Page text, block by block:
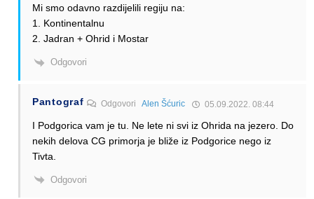
Mi smo odavno razdijelili regiju na:
1. Kontinentalnu
2. Jadran + Ohrid i Mostar
Odgovori
Pantograf OdgovoriAlen Šćuric 05.09.2022. 08:44
I Podgorica vam je tu. Ne lete ni svi iz Ohrida na jezero. Do
nekih delova CG primorja je bliže iz Podgorice nego iz
Tivta.
Odgovori